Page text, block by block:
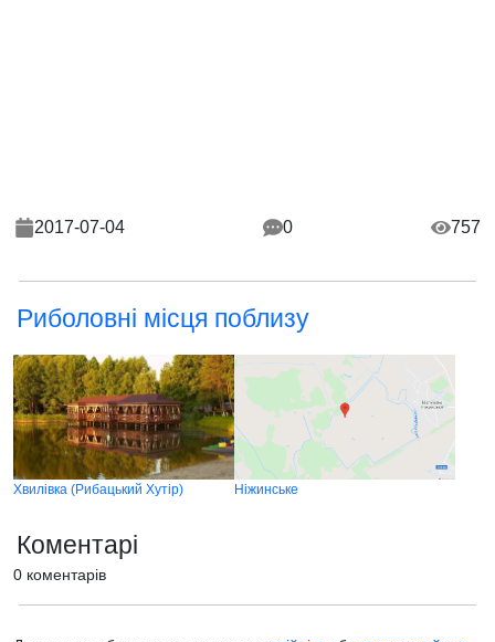
2017-07-04 0 757
Риболовні місця поблизу
Хвилівка (Рибацький Хутiр) Ніжинське
Коментарі
0 коментарів